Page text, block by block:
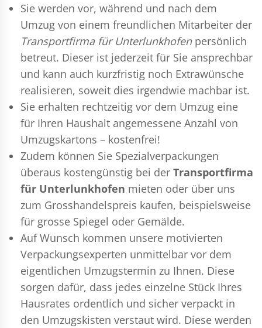
Sie werden vor, während und nach dem
Umzug von einem freundlichen Mitarbeiter der
Transportfirma für Unterlunkhofenpersönlich
betreut. Dieser ist jederzeit für Sie ansprechbar
und kann auch kurzfristig noch Extrawünsche
realisieren, soweit dies irgendwie machbar ist.
Sie erhalten rechtzeitig vor dem Umzug eine
für Ihren Haushalt angemessene Anzahl von
Umzugskartons – kostenfrei!
Zudem können Sie Spezialverpackungen
überaus kostengünstig bei der Transportfirma
für Unterlunkhofen mieten oder über uns
zum Grosshandelspreis kaufen, beispielsweise
für grosse Spiegel oder Gemälde.
Auf Wunsch kommen unsere motivierten
Verpackungsexperten unmittelbar vor dem
eigentlichen Umzugstermin zu Ihnen. Diese
sorgen dafür, dass jedes einzelne Stück Ihres
Hausrates ordentlich und sicher verpackt in
den Umzugskisten verstaut wird. Diese werden